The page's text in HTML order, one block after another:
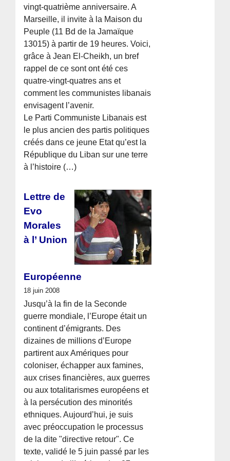
vingt-quatrième anniversaire. A
Marseille, il invite à la Maison du
Peuple (11 Bd de la Jamaïque
13015) à partir de 19 heures. Voici,
grâce à Jean El-Cheikh, un bref
rappel de ce sont ont été ces
quatre-vingt-quatres ans et
comment les communistes libanais
envisagent l’avenir.
Le Parti Communiste Libanais est
le plus ancien des partis politiques
créés dans ce jeune Etat qu’est la
République du Liban sur une terre
à l’histoire (…)
Lettre de
Evo
Morales
à l’ Union
Européenne
18 juin 2008
Jusqu’à la fin de la Seconde
guerre mondiale, l’Europe était un
continent d’émigrants. Des
dizaines de millions d’Europe
partirent aux Amériques pour
coloniser, échapper aux famines,
aux crises financières, aux guerres
ou aux totalitarismes européens et
à la persécution des minorités
ethniques. Aujourd’hui, je suis
avec préoccupation le processus
de la dite "directive retour". Ce
texte, validé le 5 juin passé par les